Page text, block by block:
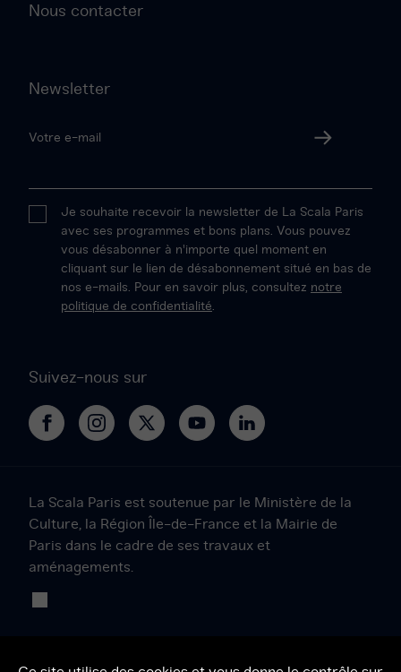
Nous contacter
Newsletter
adresse
Valider
Je souhaite recevoir la newsletter de La Scala Paris
avec ses programmes et bons plans. Vous pouvez
vous désabonner à n'importe quel moment en
cliquant sur le lien de désabonnement situé en bas de
nos e-mails. Pour en savoir plus, consultez notre
politique de confidentialité.
Suivez-nous sur
La
Facebook
La
Instagram
Le
Twitter
Le
YouTube
Le
LinkedIn
La Scala Paris est soutenue par le Ministère de la
Culture, la Région Île-de-France et la Mairie de
Paris dans le cadre de ses travaux et
aménagements.